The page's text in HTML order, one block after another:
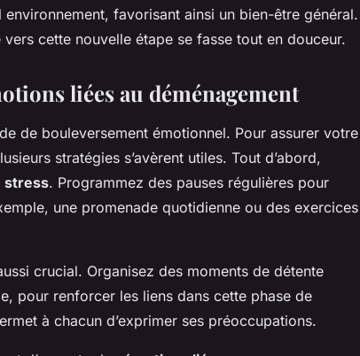
favorisant ainsi un bien-être général.
cette nouvelle étape se fasse tout en douceur.
liées au déménagement
de bouleversement émotionnel. Pour assurer votre
stratégies s’avèrent utiles. Tout d’abord,
stress. Programmez des pauses régulières pour
une promenade quotidienne ou des exercices
crucial. Organisez des moments de détente
pour renforcer les liens dans cette phase de
à chacun d’exprimer ses préoccupations.